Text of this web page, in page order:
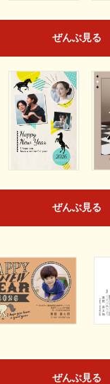
ぜんぶ見る
ぜんぶ見る
ぜんぶ見る